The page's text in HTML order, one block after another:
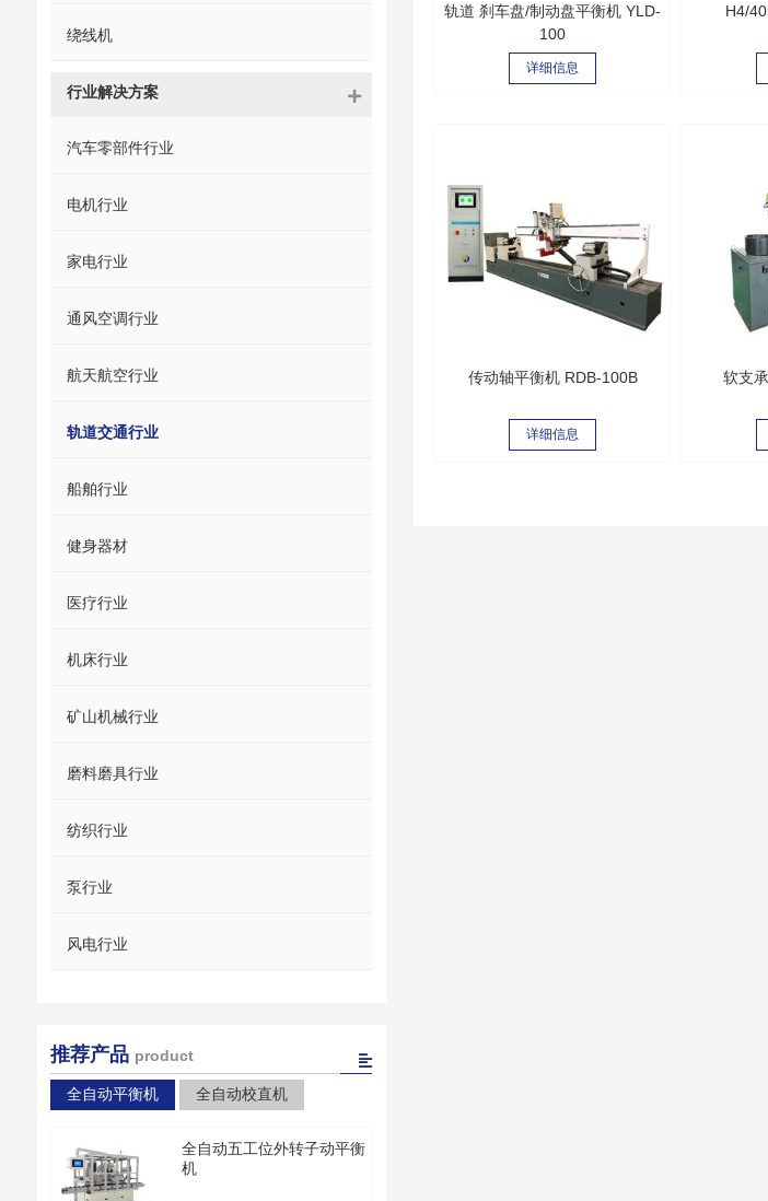
轨道 刹车盘/制动盘平衡机 YLD-
100
详细信息
H4/
传动轴平衡机 RDB-100B
详细信息
软支
绕线机
行业解决方案
汽车零部件行业
电机行业
家电行业
通风空调行业
航天航空行业
轨道交通行业
船舶行业
健身器材
医疗行业
机床行业
矿山机械行业
磨料磨具行业
纺织行业
泵行业
风电行业
推荐产品 product
全自动平衡机 全自动校直机
全自动五工位外转子动平衡
机